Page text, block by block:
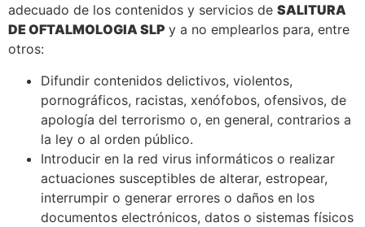
adecuado de los contenidos y servicios de SALITURA
DE OFTALMOLOGIA SLP y a no emplearlos para, entre
otros:
Difundir contenidos delictivos, violentos,
pornográficos, racistas, xenófobos, ofensivos, de
apología del terrorismo o, en general, contrarios a
la ley o al orden público.
Introducir en la red virus informáticos o realizar
actuaciones susceptibles de alterar, estropear,
interrumpir o generar errores o daños en los
documentos electrónicos, datos o sistemas físicos